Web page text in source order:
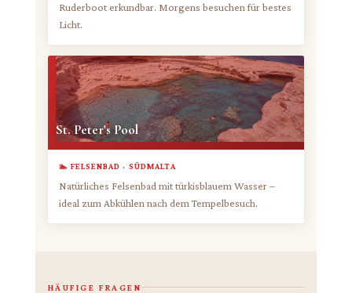
Ruderboot erkundbar. Morgens besuchen für bestes
Licht.
St. Peter's Pool
🏊 FELSENBAD · SÜDMALTA
Natürliches Felsenbad mit türkisblauem Wasser –
ideal zum Abkühlen nach dem Tempelbesuch.
HÄUFIGE FRAGEN